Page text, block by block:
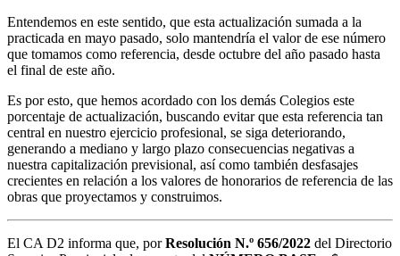
Entendemos en este sentido, que esta actualización sumada a la
practicada en mayo pasado, solo mantendría el valor de ese número
que tomamos como referencia, desde octubre del año pasado hasta
el final de este año.
Es por esto, que hemos acordado con los demás Colegios este
porcentaje de actualización, buscando evitar que esta referencia tan
central en nuestro ejercicio profesional, se siga deteriorando,
generando a mediano y largo plazo consecuencias negativas a
nuestra capitalización previsional, así como también desfasajes
crecientes en relación a los valores de honorarios de referencia de las
obras que proyectamos y construimos.
El CA D2 informa que, porResolución N.º 656/2022 del Directorio